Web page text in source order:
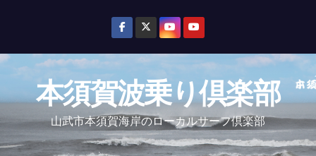
ン
へ
キ
本須賀波乗り倶楽部
山武市本須賀海岸のローカルサーフ倶楽部